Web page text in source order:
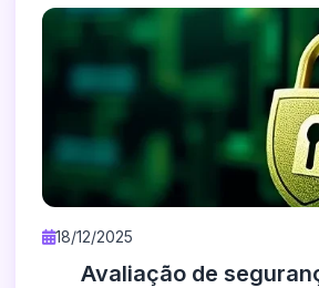
18/12/2025
Avaliação de